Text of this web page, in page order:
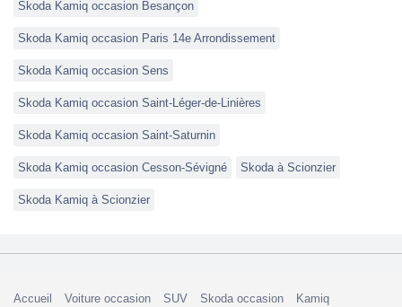
Skoda Kamiq occasion Besançon
Skoda Kamiq occasion Paris 14e Arrondissement
Skoda Kamiq occasion Sens
Skoda Kamiq occasion Saint-Léger-de-Linières
Skoda Kamiq occasion Saint-Saturnin
Skoda Kamiq occasion Cesson-Sévigné Skoda à Scionzier
Skoda Kamiq à Scionzier
Accueil Voiture occasion SUV Skoda occasion
Kamiq